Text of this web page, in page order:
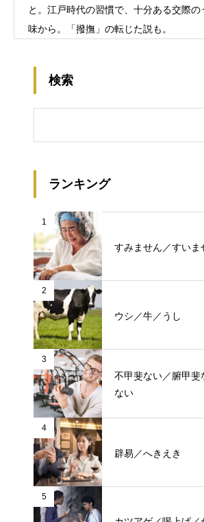
と。江戸時代の習慣で、十分ある交際
味から。「撥撫」の転じた説も。
検索
ランキング
1
すみません／すいま
2
ウシ／牛／うし
3
不甲斐ない／腑甲斐
ない
4
辟易／へきえき
5